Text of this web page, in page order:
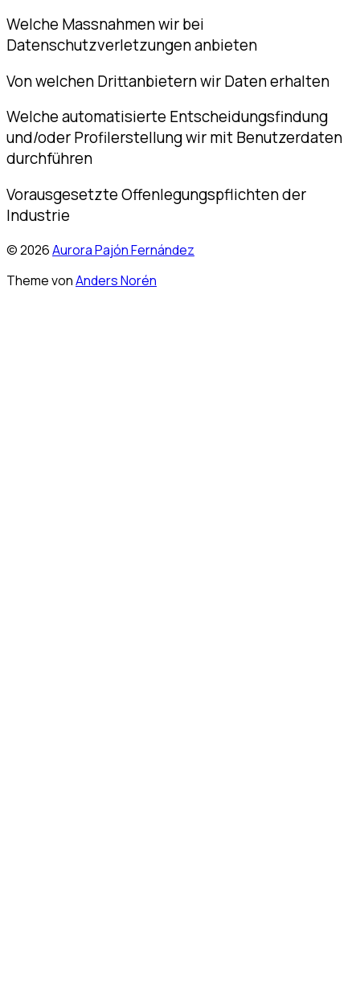
Welche Massnahmen wir bei
Datenschutzverletzungen anbieten
Von welchen Drittanbietern wir Daten erhalten
Welche automatisierte Entscheidungsfindung
und/oder Profilerstellung wir mit Benutzerdaten
durchführen
Vorausgesetzte Offenlegungspflichten der
Industrie
© 2026Aurora Pajón Fernández
Theme vonAnders Norén